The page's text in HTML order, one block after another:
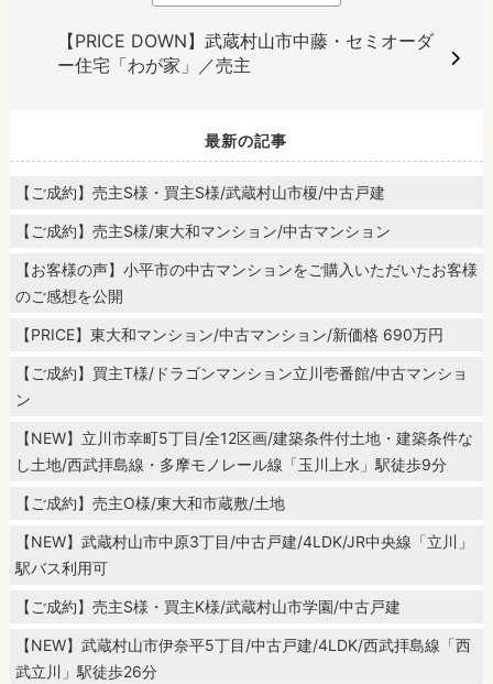
【PRICE DOWN】武蔵村山市中藤・セミオーダ
ー住宅「わが家」／売主
最新の記事
【ご成約】売主S様・買主S様/武蔵村山市榎/中古戸建
【ご成約】売主S様/東大和マンション/中古マンション
【お客様の声】小平市の中古マンションをご購入いただいたお客様
のご感想を公開
【PRICE】東大和マンション/中古マンション/新価格 690万円
【ご成約】買主T様/ドラゴンマンション立川壱番館/中古マンショ
ン
【NEW】立川市幸町5丁目/全12区画/建築条件付土地・建築条件な
し土地/西武拝島線・多摩モノレール線「玉川上水」駅徒歩9分
【ご成約】売主O様/東大和市蔵敷/土地
【NEW】武蔵村山市中原3丁目/中古戸建/4LDK/JR中央線「立川」
駅バス利用可
【ご成約】売主S様・買主K様/武蔵村山市学園/中古戸建
【NEW】武蔵村山市伊奈平5丁目/中古戸建/4LDK/西武拝島線「西
武立川」駅徒歩26分